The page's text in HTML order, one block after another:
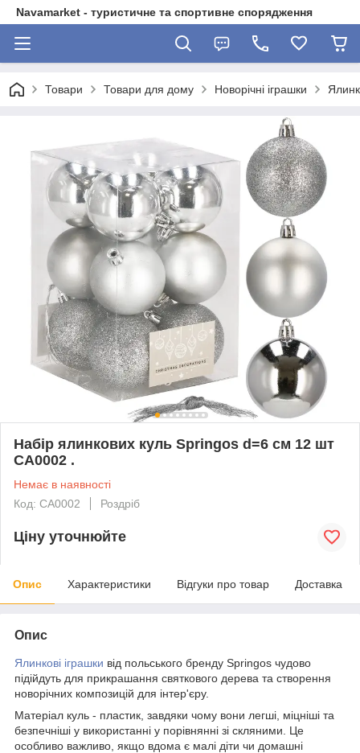
Navamarket - туристичне та спортивне спорядження
Товари Товари для дому Новорічні іграшки
Набір ялинкових куль Springos d=6 см 12 шт
CA0002 .
Немає в наявності
Код: CA0002
Роздріб
Ціну уточнюйте
Опис Характеристики Відгуки про товар Доставка
Опис
Ялинкові іграшки від польського бренду Springos чудово
підійдуть для прикрашання святкового дерева та створення
новорічних композицій для інтер'єру.
Матеріал куль - пластик , завдяки чому вони легші, міцніші та
безпечніші у використанні у порівнянні зі скляними. Це
особливо важливо, якщо вдома є малі діти чи домашні